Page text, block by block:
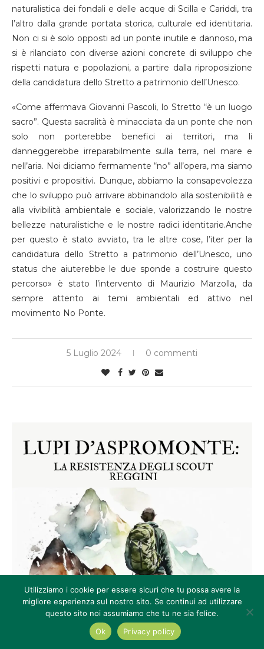
naturalistica dei fondali e delle acque di Scilla e Cariddi, tra
l’altro dalla grande portata storica, culturale ed identitaria.
Non ci si è solo opposti ad un ponte inutile e dannoso, ma
si è rilanciato con diverse azioni concrete di sviluppo che
rispetti natura e popolazioni, a partire dalla riproposizione
della candidatura dello Stretto a patrimonio dell’Unesco.
«Come affermava Giovanni Pascoli, lo Stretto “è un luogo
sacro”. Questa sacralità è minacciata da un ponte che non
solo non porterebbe benefici ai territori, ma li
danneggerebbe irreparabilmente sulla terra, nel mare e
nell’aria. Noi diciamo fermamente “no” all’opera, ma siamo
positivi e propositivi. Dunque, abbiamo la consapevolezza
che lo sviluppo può arrivare abbinandolo alla sostenibilità e
alla vivibilità ambientale e sociale, valorizzando le nostre
bellezze naturalistiche e le nostre radici identitarie.Anche
per questo è stato avviato, tra le altre cose, l’iter per la
candidatura dello Stretto a patrimonio dell’Unesco, uno
status che aiuterebbe le due sponde a costruire questo
percorso» è stato l’intervento di Maurizio Marzolla, da
sempre attento ai temi ambientali ed attivo nel
movimento No Ponte.
5 Luglio 2024 0 commenti
Utilizziamo i cookie per essere sicuri che tu possa avere la
migliore esperienza sul nostro sito. Se continui ad utilizzare
questo sito noi assumiamo che tu ne sia felice.
Ok
Privacy policy